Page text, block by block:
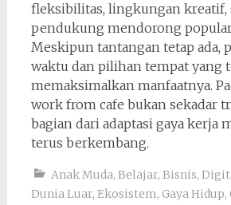
fleksibilitas, lingkungan kreatif,
pendukung mendorong
Meskipun tantangan tetap ada,
waktu dan pilihan tempat yang
memaksimalkan manfaatnya.
work from cafe bukan sekadar
bagian dari adaptasi gaya kerja
terus berkembang.
Anak Muda, Belajar, Bisnis,
Dunia Luar, Ekosistem, Gaya Hidup,